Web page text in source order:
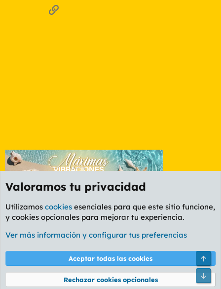
Enlace
Foro Cine
Cookies
PL OLDSTYLE AMARILLO
Términos y reglas Política de privacidad Ayuda
®
Valoramos tu privacidad
Utilizamos cookies esenciales para que este sitio funcione,
y cookies opcionales para mejorar tu experiencia.
Ver más información y configurar tus preferencias
Aceptar todas las cookies
Rechazar cookies opcionales
Pie